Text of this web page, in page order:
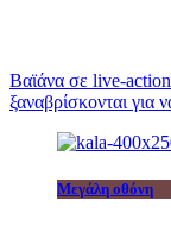
Βαϊάνα σε live-
ξαναβρίσκονται
Μεγάλη οθόνη